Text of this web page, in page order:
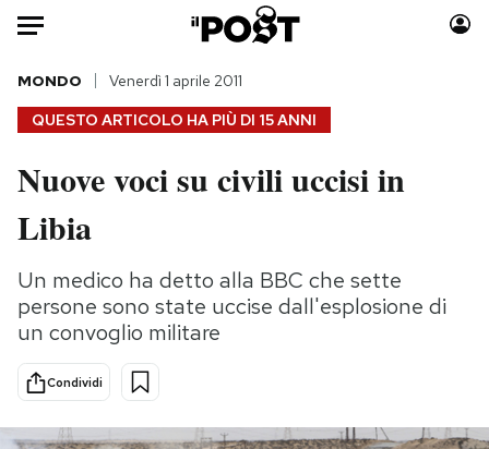
HOME
Italia
Politica
Tecnologia
Internet
Scienza
Cultura
Economia
Sport
Moda
Storie/Idee
Ok Boomer!
Mondiali calcio 2026
QUESTO ARTICOLO HA PIÙ DI 15 ANNI
MONDO Venerdì 1 aprile 2011
Nuove voci su civili uccisi in
Libia
Un medico ha detto alla BBC che sette
persone sono state uccise dall'esplosione di
un convoglio militare
Condividi